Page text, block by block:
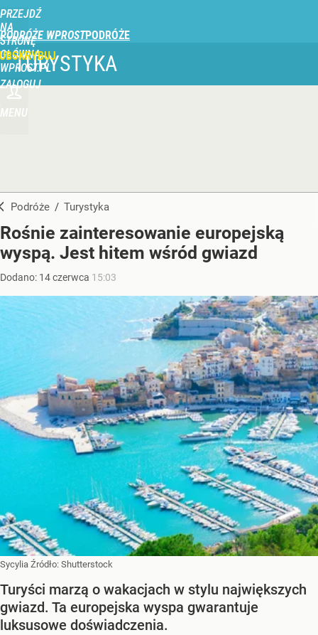
PRZEJDŹ
NA
STRONĘ
GŁÓWNĄ
WPROST.PL
PODRÓŻE WPROST
ZALOGUJ
MENU
TURYSTYKA
Podróże / Turystyka
Rośnie zainteresowanie europejską
wyspą. Jest hitem wśród gwiazd
Dodano: 14czerwca 15:03
Sycylia Źródło: Shutterstock
Turyści marzą o wakacjach w stylu największych
gwiazd. Ta europejska wyspa gwarantuje
luksusowe doświadczenia.